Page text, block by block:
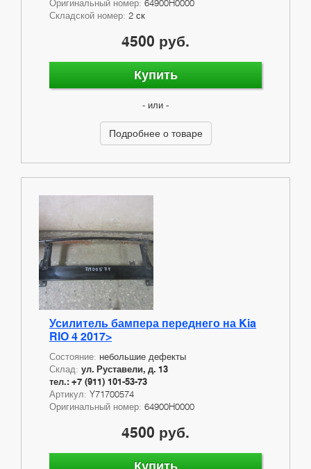
Оригинальный номер: 64900H0000
Складской номер: 2 ск
4500 руб.
Купить
- или -
Подробнее о товаре
Усилитель бампера переднего на Kia
RIO 4 2017>
Состояние: небольшие дефекты
Склад: ул. Руставели, д. 13
тел.: +7 (911) 101-53-73
Артикул: Y71700574
Оригинальный номер: 64900H0000
4500 руб.
Купить